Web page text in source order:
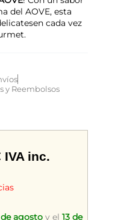
del AOVE, esta
cada vez
y Reembolsos
El
actual
es:
IVA inc.
de agostoy el 13 de